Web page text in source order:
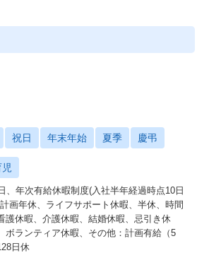
祝日 年末年始 夏季 慶弔
、年次有給休暇制度(入社半年経過時点10日
画年休、ライフサポート休暇、半休、時間
護休暇、介護休暇、結婚休暇、忌引き休
ボランティア休暇、その他：計画有給（5
日休